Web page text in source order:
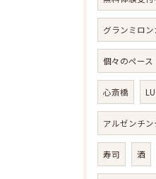
グランミロン
個々のペース
心斎橋
アルゼンチ
寿司 酒